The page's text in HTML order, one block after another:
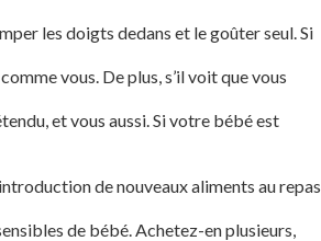
les doigts dedans et le goûter seul. Si
vous. De plus, s’il voit que vous
et vous aussi. Si votre bébé est
de nouveaux aliments au repas
de bébé. Achetez-en plusieurs,